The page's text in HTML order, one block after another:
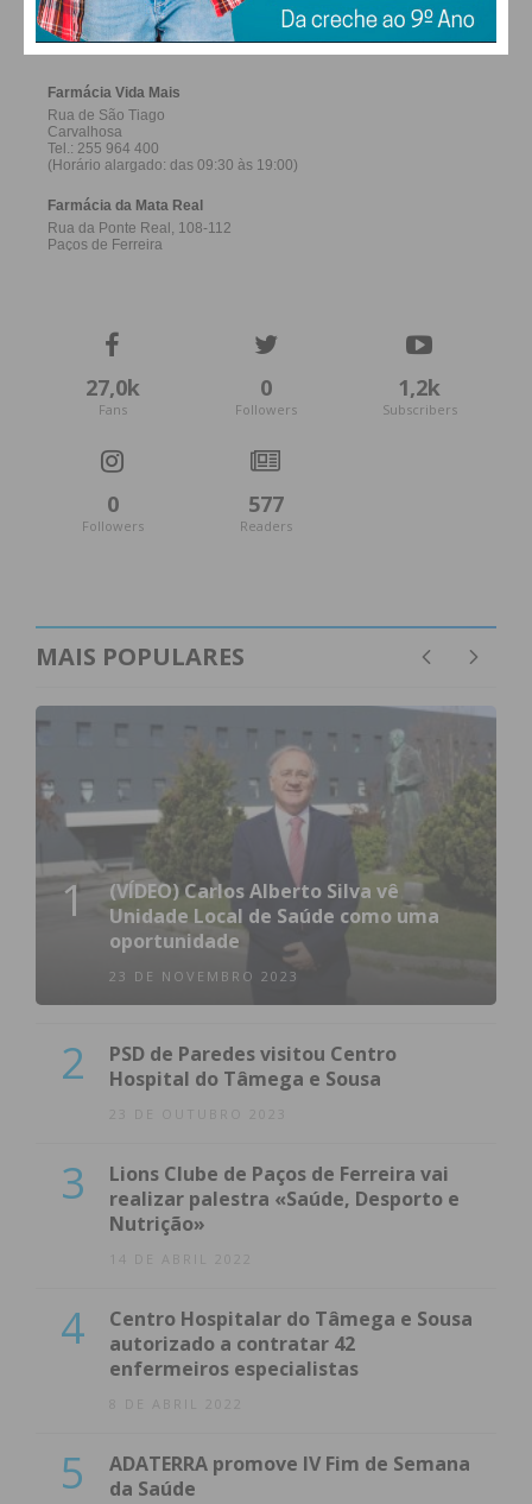
FERREIRA
27,0k
Fans
0
Followers
1,2k
Subscribers
0
Followers
577
Readers
MAIS POPULARES
1
(VÍDEO) Carlos Alberto Silva vê
Unidade Local de Saúde como uma
oportunidade
23 DE NOVEMBRO 2023
2
PSD de Paredes visitou Centro
Hospital do Tâmega e Sousa
23 DE OUTUBRO 2023
3
Lions Clube de Paços de Ferreira vai
realizar palestra «Saúde, Desporto e
Nutrição»
14 DE ABRIL 2022
4
Centro Hospitalar do Tâmega e Sousa
autorizado a contratar 42
enfermeiros especialistas
8 DE ABRIL 2022
5
ADATERRA promove IV Fim de Semana
da Saúde